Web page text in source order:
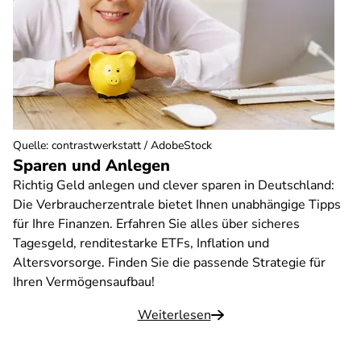
Sparen und Anlegen
Richtig Geld anlegen und clever sparen in Deutschland:
Die Verbraucherzentrale bietet Ihnen unabhängige Tipps
für Ihre Finanzen. Erfahren Sie alles über sicheres
Tagesgeld, renditestarke ETFs, Inflation und
Altersvorsorge. Finden Sie die passende Strategie für
Ihren Vermögensaufbau!
Weiterlesen
Quelle: contrastwerkstatt / AdobeStock